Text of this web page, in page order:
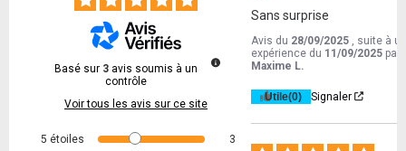
Basé sur 3 avis soumis à un
contrôle
Voir tous les avis sur ce site
5 étoiles
3
Sans surprise
Avis du 28/09/2025
, suite à
expérience du 11/09/2025 par
Maxime L.
Utile(0) Signaler